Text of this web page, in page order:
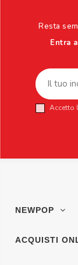
Resta
Entra
Accetto
NEWPOP
ACQUISTI